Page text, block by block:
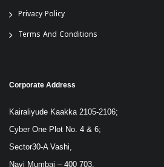
Privacy Policy
Terms And Conditions
Corporate Address
Kairaliyude Kaakka 2105-2106;
Cyber One Plot No. 4 & 6;
Sector30-A Vashi,
Navi Mumbai – 400 703.